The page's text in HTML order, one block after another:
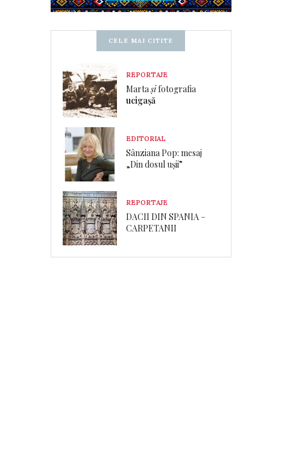
CELE MAI CITITE
REPORTAJE
Martașifotografia
ucigașă
EDITORIAL
Sânziana Pop: mesaj
„Din dosul ușii”
REPORTAJE
DACII DIN SPANIA –
CARPETANII